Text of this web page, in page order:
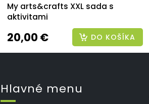
My arts&crafts XXL sada s
aktivitami
20,00 € DO KOŠÍKA
Hlavné menu